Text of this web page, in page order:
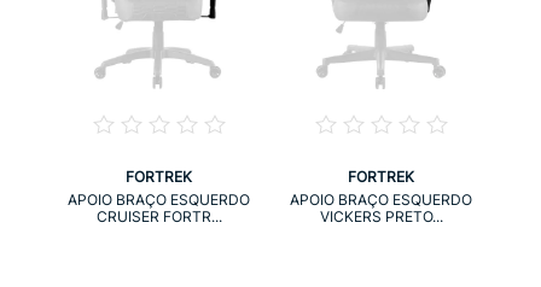
FORTREK
APOIO BRAÇO ESQUERDO
CRUISER FORTR...
FORTREK
APOIO BRAÇO ESQUERDO
VICKERS PRETO...